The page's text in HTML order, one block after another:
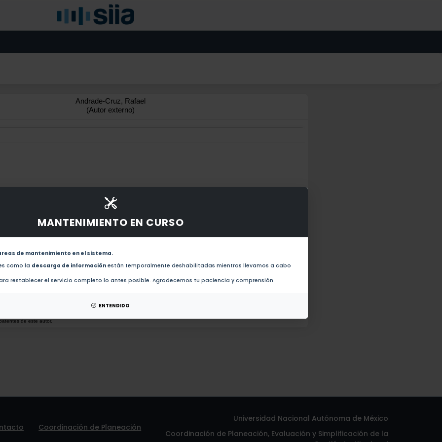
MANTENIMIENTO EN CURSO
de mantenimiento en el sistema.
como la descarga de información están temporalmente deshabilitadas mientras llevamos a cabo
restablecer el servicio completo lo antes posible. Agradecemos tu paciencia y comprensión.
ENTENDIDO
Andrade-Cruz, Rafael
(Autor externo)
de este autor.
Nuclear co-expression of p14(ARF) and p16(INK4A) in uterine cervical cancer-derived cell lines containing HPV (2010)
de este autor.
Coordinación de Planeación
Universidad Nacional Autónoma de México
Coordinación de Planeación, Evaluación y Simplificación de la